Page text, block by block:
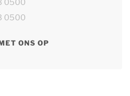
0500
0500
ONS OP